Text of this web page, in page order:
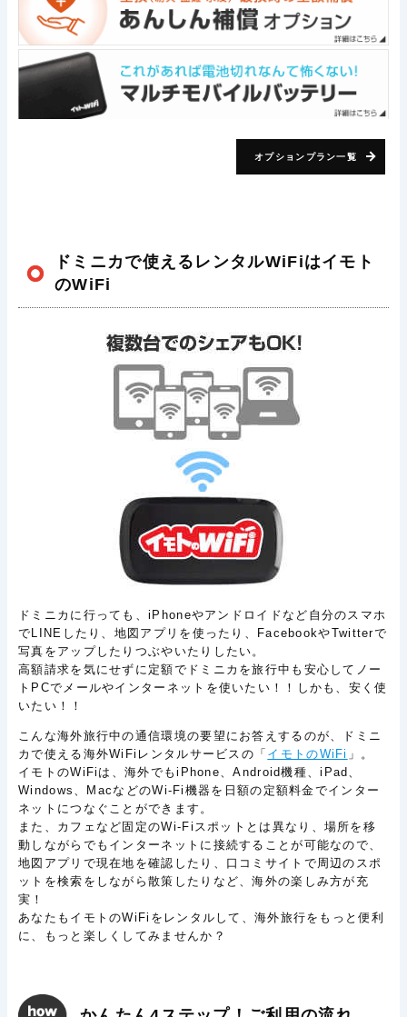
オプションプラン一覧
ドミニカで使えるレンタルWiFiはイモト
のWiFi
ドミニカに行っても、iPhoneやアンドロイドなど自分のスマホ
でLINEしたり、地図アプリを使ったり、FacebookやTwitterで
写真をアップしたりつぶやいたりしたい。
高額請求を気にせずに定額でドミニカを旅行中も安心してノー
トPCでメールやインターネットを使いたい！！しかも、安く使
いたい！！
こんな海外旅行中の通信環境の要望にお答えするのが、ドミニ
カで使える海外WiFiレンタルサービスの「 イモトのWiFi 」。
イモトのWiFiは、海外でもiPhone、Android機種、iPad、
Windows、MacなどのWi-Fi機器を日額の定額料金でインター
ネットにつなぐことができます。
また、カフェなど固定のWi-Fiスポットとは異なり、場所を移
動しながらでもインターネットに接続することが可能なので、
地図アプリで現在地を確認したり、口コミサイトで周辺のスポ
ットを検索をしながら散策したりなど、海外の楽しみ方が充
実！
あなたもイモトのWiFiをレンタルして、海外旅行をもっと便利
に、もっと楽しくしてみませんか？